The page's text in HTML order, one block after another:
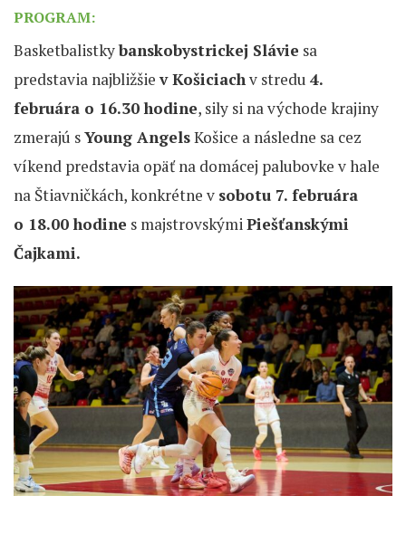
PROGRAM:
Basketbalistkybanskobystrickej Slávie sa
predstavia najbližšiev Košiciachv stredu 4.
februára o 16.30 hodine, sily si na východe krajiny
zmerajú sYoung AngelsKošice a následne sa cez
víkend predstavia opäť na domácej palubovke v hale
na Štiavničkách, konkrétne v sobotu 7. februára
o 18.00 hodine s majstrovskýmiPiešťanskými
Čajkami.